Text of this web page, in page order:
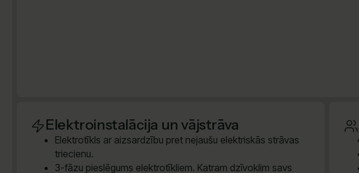
Elektroinstalācija un vājstrāva
Elektrotīkls ar aizsardzību pret nejaušu elektriskās strāvas
triecienu.
3-fāzu pieslēgums elektrotīkliem. Katram dzīvoklim savs